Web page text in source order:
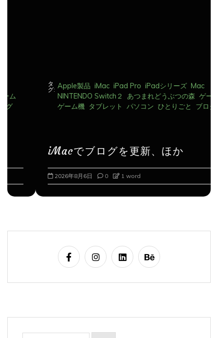
Apple製品 iMac iPad Pro iPadシリーズ
Mac
NINTENDO Switch２
あつまれどうぶつの森
ゲーム
タブレット パソコン ひとりごと ブログ
iMacでブログを更新、ほか
2026年8月6日 0 1 word
検